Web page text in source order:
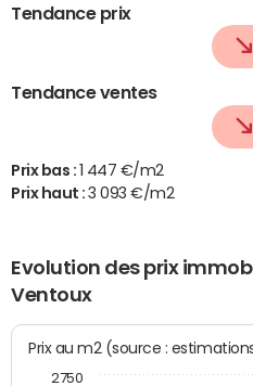
Tendance prix
Tendance ventes
Prix bas :
1 447 €/m2
Prix haut :3 093 €/m2
Evolution des prix
Ventoux
Prix au m2 (source :
2750